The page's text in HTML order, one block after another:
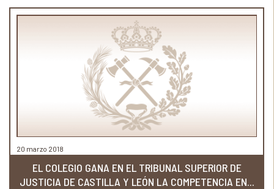
20 marzo 2018
EL COLEGIO GANA EN EL TRIBUNAL SUPERIOR DE
JUSTICIA DE CASTILLA Y LEÓN LA COMPETENCIA EN...